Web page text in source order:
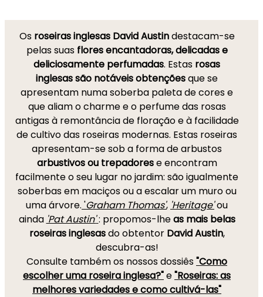
Os roseiras inglesas David Austindestacam-se
pelas suas flores encantadoras, delicadas e
deliciosamente perfumadas. Estas rosas
inglesas são notáveis obtençõesque se
apresentam numa soberba paleta de cores e
que aliam o charme e o perfume das rosas
antigas à remontância de floração e à facilidade
de cultivo das roseiras modernas. Estas roseiras
apresentam-se sob a forma de arbustos
arbustivos ou trepadorese encontram
facilmente o seu lugar no jardim: são igualmente
soberbas em maciços ou a escalar um muro ou
uma árvore. 'Graham Thomas', 'Heritage'ou
ainda 'Pat Austin' : propomos-lheas mais belas
roseiras inglesasdo obtentor David Austin,
descubra-as!
Consulte também os nossos dossiês"Como
escolher uma roseira inglesa?"e"Roseiras: as
melhores variedades e como cultivá-las"